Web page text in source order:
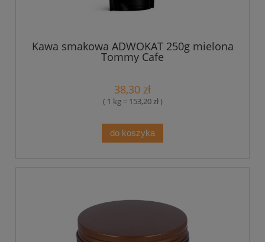
Kawa smakowa ADWOKAT 250g mielona
Tommy Cafe
38,30 zł
( 1 kg = 153,20 zł )
do koszyka